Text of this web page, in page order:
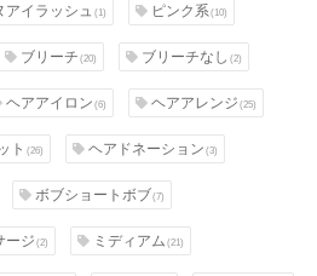
アイラッシュ(1) ピンク系(10)
ブリーチ(20) ブリーチなし(2)
ヘアアイロン(6) ヘアアレンジ(25)
ト(26) ヘアドネーション(3)
ボブショートボブ(7)
ージ(2) ミディアム(21)